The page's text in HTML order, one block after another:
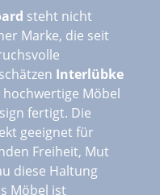
steht nicht
Marke, die seit
Interlübke
hochwertige Möbel
fertigt. Die
geeignet für
Freiheit, Mut
diese Haltung
Möbel ist